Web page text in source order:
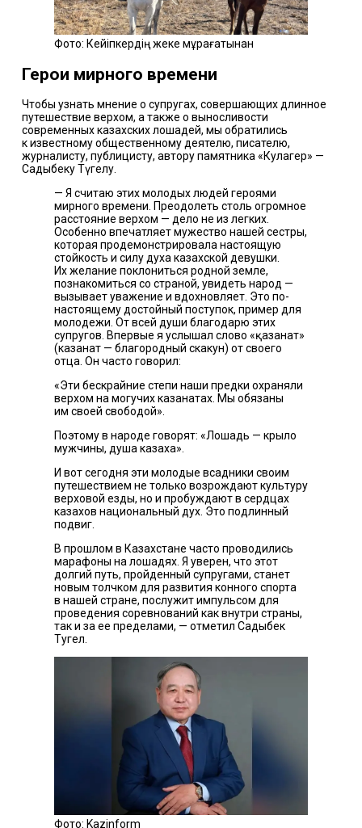
Фото: Кейіпкердің жеке мұрағатынан
Герои мирного времени
Чтобы узнать мнение о супругах, совершающих длинное
путешествие верхом, а также о выносливости
современных казахских лошадей, мы обратились
к известному общественному деятелю, писателю,
журналисту, публицисту, автору памятника «Кулагер» —
Садыбеку Түгелу.
— Я считаю этих молодых людей героями
мирного времени. Преодолеть столь огромное
расстояние верхом — дело не из легких.
Особенно впечатляет мужество нашей сестры,
которая продемонстрировала настоящую
стойкость и силу духа казахской девушки.
Их желание поклониться родной земле,
познакомиться со страной, увидеть народ —
вызывает уважение и вдохновляет. Это по-
настоящему достойный поступок, пример для
молодежи. От всей души благодарю этих
супругов. Впервые я услышал слово «қазанат»
(казанат — благородный скакун) от своего
отца. Он часто говорил:
«Эти бескрайние степи наши предки охраняли
верхом на могучих казанатах. Мы обязаны
им своей свободой».
Поэтому в народе говорят: «Лошадь — крыло
мужчины, душа казаха».
И вот сегодня эти молодые всадники своим
путешествием не только возрождают культуру
верховой езды, но и пробуждают в сердцах
казахов национальный дух. Это подлинный
подвиг.
В прошлом в Казахстане часто проводились
марафоны на лошадях. Я уверен, что этот
долгий путь, пройденный супругами, станет
новым толчком для развития конного спорта
в нашей стране, послужит импульсом для
проведения соревнований как внутри страны,
так и за ее пределами, — отметил Садыбек
Тугел.
Фото: Kazinform